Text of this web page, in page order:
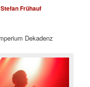
Stefan Frühauf
Dekadenz